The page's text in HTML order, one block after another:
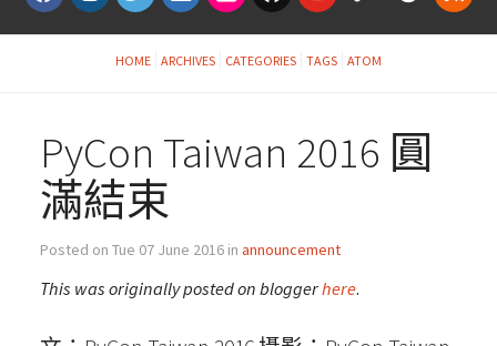
HOME ARCHIVES CATEGORIES TAGS ATOM
PyCon Taiwan 2016 圓
滿結束
Posted on Tue 07 June 2016 in announcement
This was originally posted on bloggerhere.